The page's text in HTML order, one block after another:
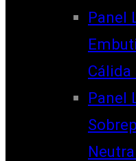
Panel
Panel